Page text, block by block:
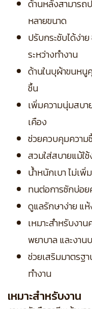
ด้านหลังสามารถ
หลายขนาด
ปรับกระชับได้ง่า
ระหว่างทำงาน
ด้านในบุผ้าขนห
ชื้น
เพิ่มความนุ่มสบ
เคือง
ช่วยควบคุมความ
สวมใส่สบายแม้ใ
น้ำหนักเบา ไม่เพิ่
ทนต่อการซักบ่อย
ดูแลรักษาง่าย แห้
เหมาะสำหรับงาน
พยาบาล และงาน
ช่วยเสริมมาตรฐ
ทำงาน
เหมาะสำหรับงาน